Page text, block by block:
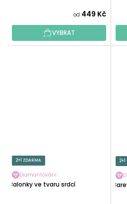
od 449 Kč
VYBRAT
2+1 ZDARMA
Diamantování
Balonky ve tvaru srdcí